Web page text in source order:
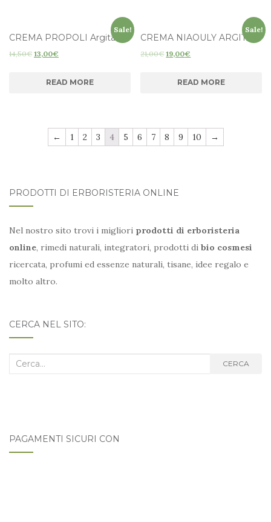
Sale!
CREMA PROPOLI Argital
14,50€ 13,00€
READ MORE
Sale!
CREMA NIAOULY ARGITAL
21,00€ 19,00€
READ MORE
← 1 2 3 4 5 6 7 8 9 10 →
PRODOTTI DI ERBORISTERIA ONLINE
Nel nostro sito trovi i migliori prodotti di erboristeria
online, rimedi naturali, integratori, prodotti di bio cosmesi
ricercata, profumi ed essenze naturali, tisane, idee regalo e
molto altro.
CERCA NEL SITO:
Cerca
CERCA
PAGAMENTI SICURI CON